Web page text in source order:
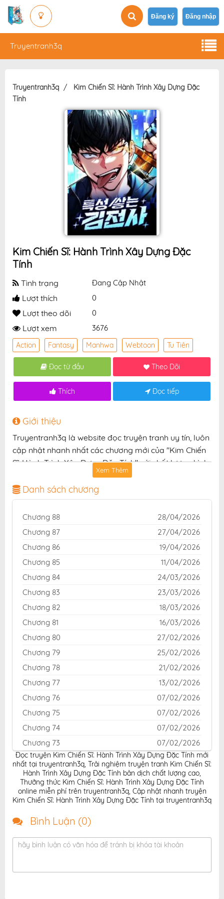
Đăng ký Đăng nhập
Truyentranh3q
Truyentranh3q
Kim Chiến Sĩ: Hành Trình Xây Dựng Đặc
Tính
Kim Chiến Sĩ: Hành Trình Xây Dựng Đặc
Tính
Tình trạng Đang Cập Nhật
Lượt thích 0
Lượt theo dõi 0
Lượt xem 3676
Action Fantasy Manhwa Webtoon Tu Tiên
Đọc từ đầu Theo Dõi
Thích Đọc tiếp
Giới thiệu
Truyentranh3q là website đọc truyện tranh uy tín, luôn
cập nhật nhanh nhất các chương mới của "Kim Chiến
Sĩ: Hành Trình Xây Dựng Đặc Tính" với chất lượng hình
ảnh sắc nét, bản dịch chuẩn và giao diện thân thiện,
mang đến trải nghiệm đọc truyện hấp dẫn, tiện lợi,
hoàn toàn miễn phí cho độc giả yêu thích truyện tranh
online.
Xem Thêm
Danh sách chương
Chương 88
28/04/2026
Chương 87
27/04/2026
Chương 86
19/04/2026
Chương 85
11/04/2026
Chương 84
24/03/2026
Chương 83
23/03/2026
Chương 82
18/03/2026
Chương 81
16/03/2026
Chương 80
27/02/2026
Chương 79
25/02/2026
Chương 78
21/02/2026
Chương 77
13/02/2026
Chương 76
07/02/2026
Chương 75
07/02/2026
Chương 74
07/02/2026
Chương 73
07/02/2026
Chương 72
07/02/2026
Chương 71
07/02/2026
Chương 70
07/02/2026
Chương 69
06/02/2026
Chương 68
Chương 66
06/02/2026
Đọc truyện Kim Chiến Sĩ: Hành Trình Xây Dựng Đặc Tính mới
nhất tại truyentranh3q, Trải nghiệm truyện tranh Kim Chiến Sĩ:
Hành Trình Xây Dựng Đặc Tính bản dịch chất lượng cao,
Thưởng thức Kim Chiến Sĩ: Hành Trình Xây Dựng Đặc Tính
online miễn phí trên truyentranh3q, Cập nhật nhanh truyện
Kim Chiến Sĩ: Hành Trình Xây Dựng Đặc Tính tại truyentranh3q
Bình Luận (0)
hãy bình luận có văn hóa để tránh bị khóa tài khoản